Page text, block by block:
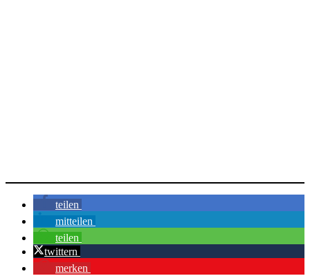
teilen
mitteilen
teilen
twittern
merken